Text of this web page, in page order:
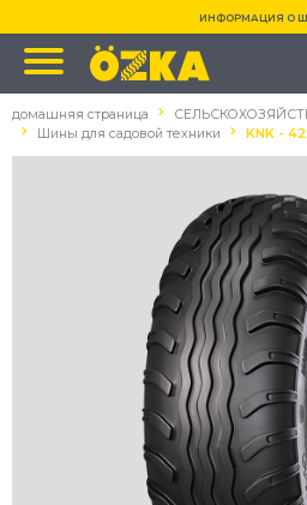
ИНФОРМАЦИЯ О
домашняя страница
Шины для садовой техники
KNK -